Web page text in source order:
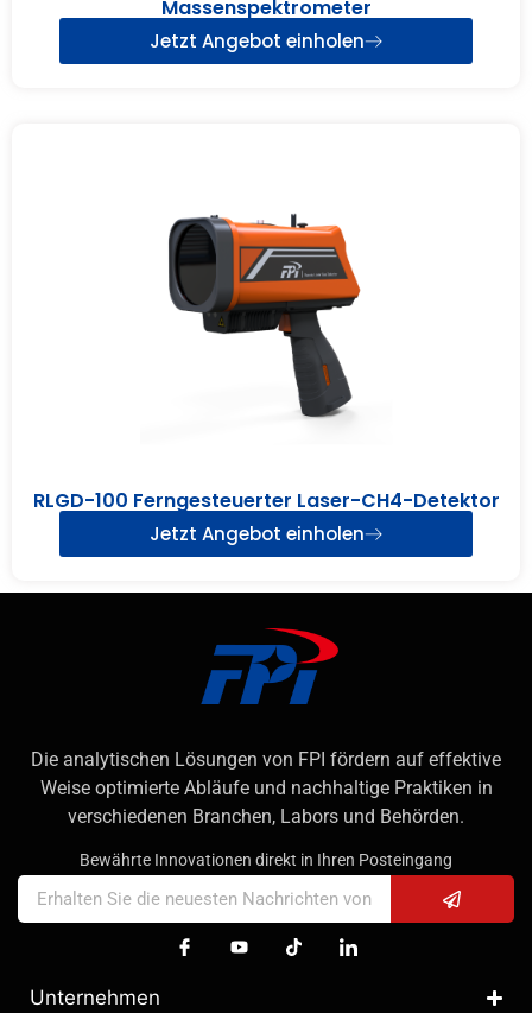
Massenspektrometer
Jetzt Angebot einholen
RLGD-100 Ferngesteuerter Laser-CH4-Detektor
Jetzt Angebot einholen
Die analytischen Lösungen von FPI fördern auf effektive
Weise optimierte Abläufe und nachhaltige Praktiken in
verschiedenen Branchen, Labors und Behörden.
Bewährte Innovationen direkt in Ihren Posteingang
Unternehmen